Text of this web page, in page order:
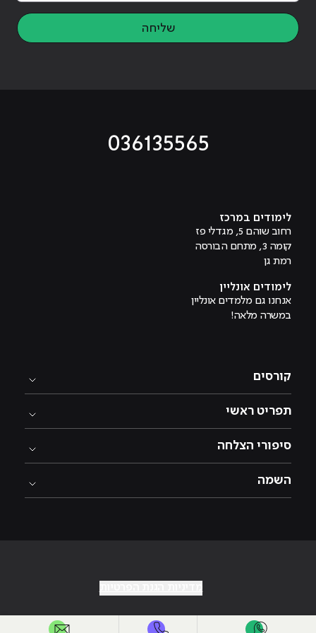
שליחה
036135565
לימודים במרכז
רחוב שוהם 5, מגדלי פז
קומה 3, מתחם הבורסה
רמת גן
לימודים אונליין
אנחנו גם מלמדים אונליין
במשרה מלאה!
קורסים
תפריט ראשי
סיפורי הצלחה
השמה